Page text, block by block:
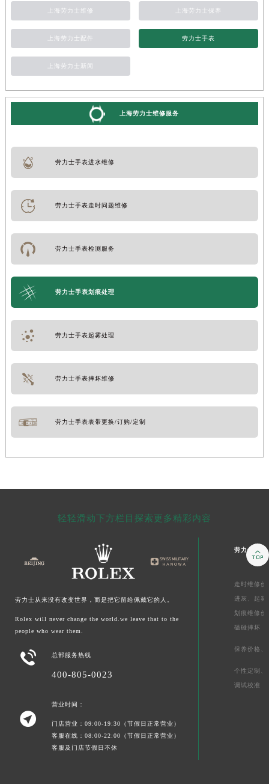
上海劳力士维修 上海劳力士保养
上海劳力士配件 劳力士手表
上海劳力士新闻
上海劳力士维修服务
劳力士手表进水维修
劳力士手表走时问题维修
劳力士手表检测服务
劳力士手表划痕处理
劳力士手表起雾处理
劳力士手表摔坏维修
劳力士手表表带更换/订购/定制
轻轻滑动下方栏目探索更多精彩内容
劳力士从来没有改变世界，而是把它留给佩戴它的人。
Rolex will never change the world.we leave that to the
people who wear them.
 总部服务热线
400-805-0023

营业时间：
门店营业：09:00-19:30（节假日正常营业）
客服在线：08:00-22:00（节假日正常营业）
客服及门店节假日不休
劳力士售后
走时维修价
进灰、 起雾
划痕维修价
磕碰摔坏
保养价格、
个性定制、
调试校准
